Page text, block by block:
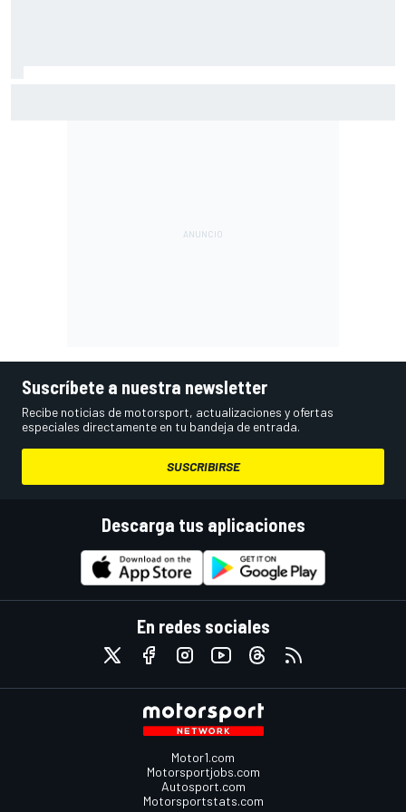
Suscríbete a nuestra newsletter
Recibe noticias de motorsport, actualizaciones y ofertas
especiales directamente en tu bandeja de entrada.
SUSCRIBIRSE
Descarga tus aplicaciones
En redes sociales
Motor1.com
Motorsportjobs.com
Autosport.com
Motorsportstats.com